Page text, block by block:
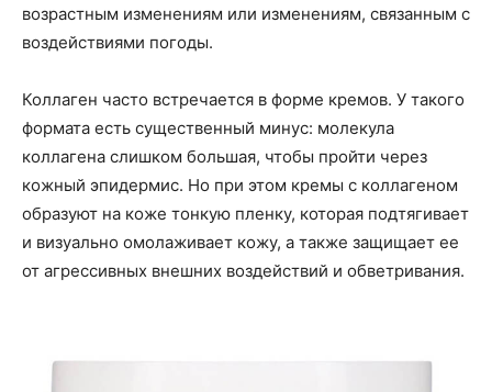
возрастным изменениям или изменениям, связанным с
воздействиями погоды.
Коллаген часто встречается в форме кремов. У такого
формата есть существенный минус: молекула
коллагена слишком большая, чтобы пройти через
кожный эпидермис. Но при этом кремы с коллагеном
образуют на коже тонкую пленку, которая подтягивает
и визуально омолаживает кожу, а также защищает ее
от агрессивных внешних воздействий и обветривания.